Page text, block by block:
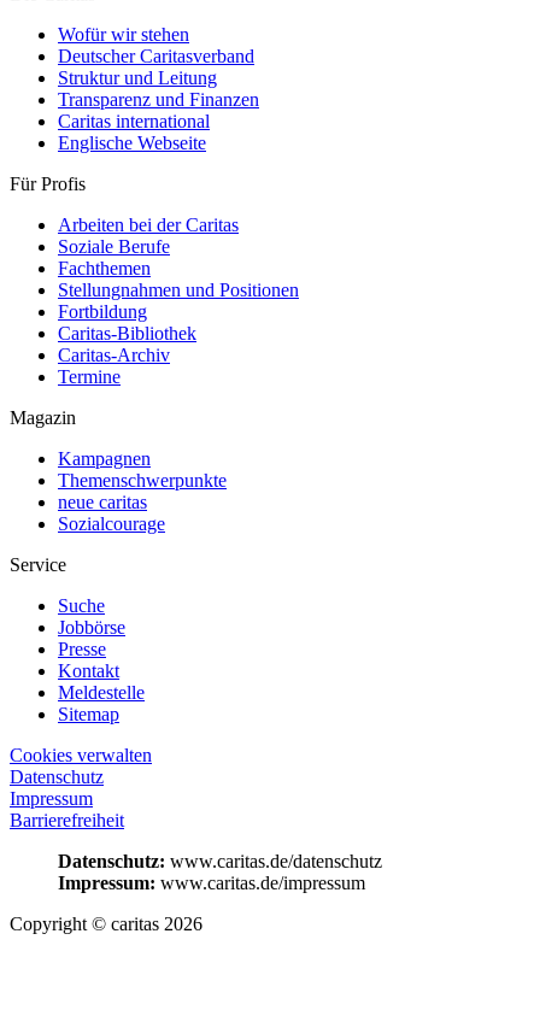
Wofür wir stehen
Deutscher Caritasverband
Struktur und Leitung
Transparenz und Finanzen
Caritas international
Englische Webseite
Für Profis
Arbeiten bei der Caritas
Soziale Berufe
Fachthemen
Stellungnahmen und Positionen
Fortbildung
Caritas-Bibliothek
Caritas-Archiv
Termine
Magazin
Kampagnen
Themenschwerpunkte
neue caritas
Sozialcourage
Service
Suche
Jobbörse
Presse
Kontakt
Meldestelle
Sitemap
Cookies verwalten
Datenschutz
Impressum
Barrierefreiheit
Datenschutz: www.caritas.de/datenschutz
Impressum: www.caritas.de/impressum
Copyright © caritas 2026